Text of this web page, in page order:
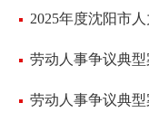
2025年度沈阳市
劳动人事争议典
劳动人事争议典